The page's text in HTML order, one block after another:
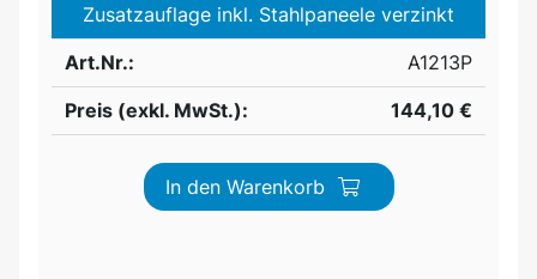
Zusatzauflage inkl. Stahlpaneele verzinkt
Art.Nr.:
A1213P
Preis (exkl. MwSt.):
144,10 €
In den Warenkorb